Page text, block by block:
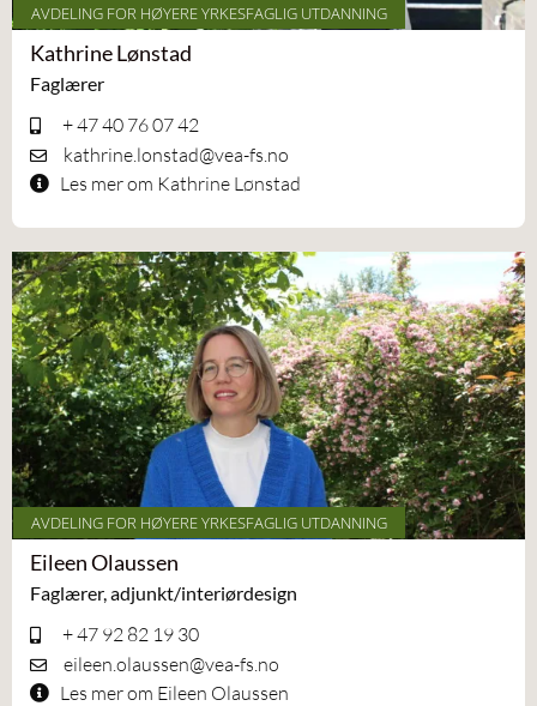
AVDELING FOR HØYERE YRKESFAGLIG UTDANNING
Kathrine Lønstad
Faglærer
+ 47 40 76 07 42
kathrine.lonstad@vea-fs.no
Les mer om Kathrine Lønstad
AVDELING FOR HØYERE YRKESFAGLIG UTDANNING
Eileen Olaussen
Faglærer, adjunkt/interiørdesign
+ 47 92 82 19 30
eileen.olaussen@vea-fs.no
Les mer om Eileen Olaussen